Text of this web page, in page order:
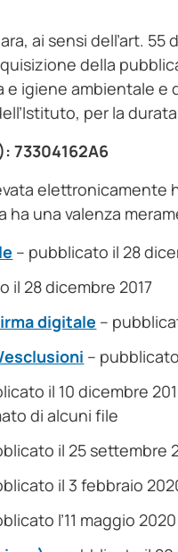
ai sensi dell’art.
della
e igiene ambientale
per la
73304162A6
elettronicamente
una valenza
– pubblicato il 28
il 28 dicembre 2017
digitale –
–
il 10 dicembre
di alcuni file
il 25 settembre
il 3 febbraio
l’11 maggio 2020